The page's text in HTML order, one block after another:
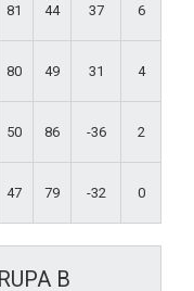
81 44 37 6
80 49 31 4
50 86 -36 2
47 79 -32 0
B